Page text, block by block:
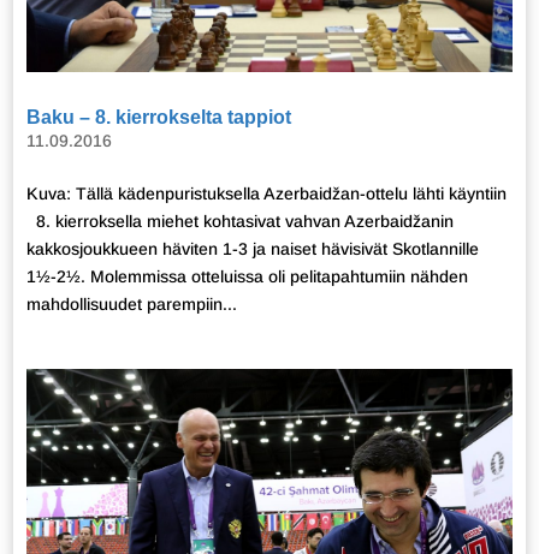
Baku – 8. kierrokselta tappiot
11.09.2016
Kuva: Tällä kädenpuristuksella Azerbaidžan-ottelu lähti käyntiin
8. kierroksella miehet kohtasivat vahvan Azerbaidžanin
kakkosjoukkueen häviten 1-3 ja naiset hävisivät Skotlannille
1½-2½. Molemmissa otteluissa oli pelitapahtumiin nähden
mahdollisuudet parempiin...